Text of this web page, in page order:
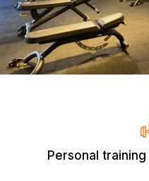
Personal